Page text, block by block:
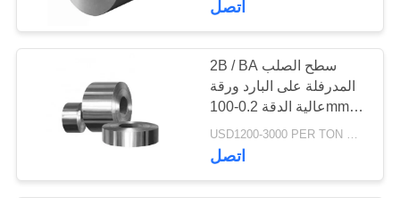
المصنع
الجودة
بنا
صفيحة ألمنيوم
اتصل
2B / BA سطح الصلب
المدرفلة على البارد ورقة
عالية الدقة 0.2-100mm
سمك
USD1200-3000 PER TON MOQ:1TON
اتصل